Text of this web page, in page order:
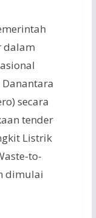
dalam
secara
tender
Listrik
to-
dimulai